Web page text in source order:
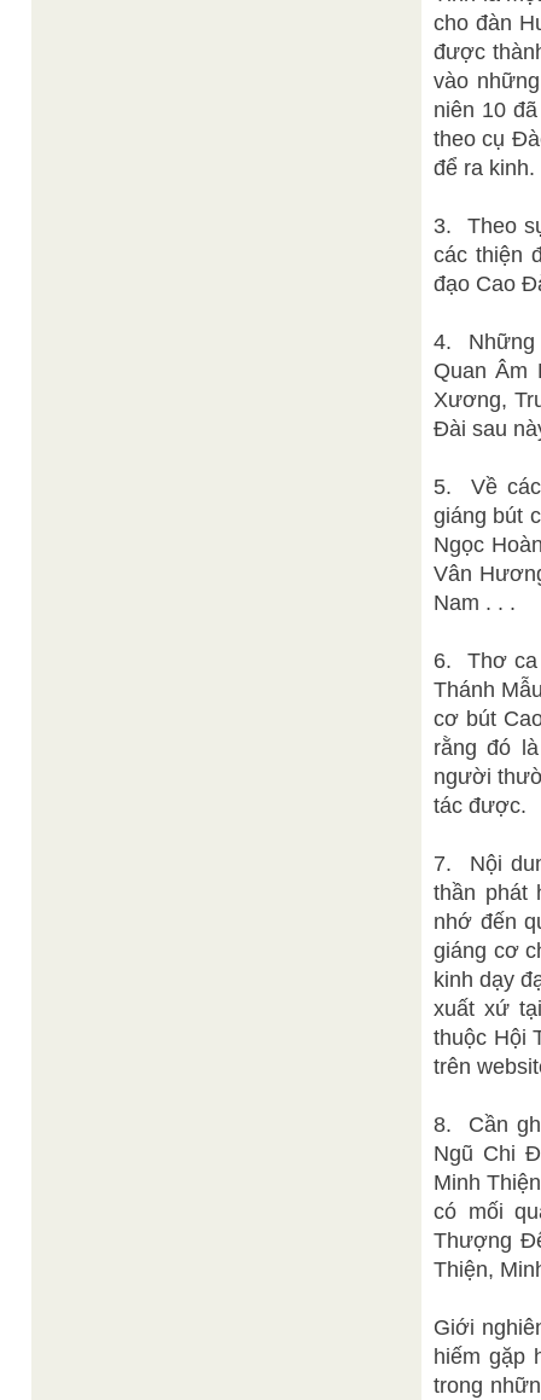
cho đàn
được
vào
niên 10
theo cụ
để ra kinh.
3. Theo
các thiện
đạo Cao
4. Những
Quan Âm
Xương,
Đài sau
5. Về
giáng bút
Ngọc
Vân
Nam . . .
6. Thơ ca
Thánh
cơ bút
rằng đó
người
tác được.
7. Nội
thần phát
nhớ đến
giáng cơ
kinh dạy
xuất xứ
thuộc Hội
trên
8. Cần
Ngũ Chi
Minh
có mối
Thượng
Thiện,
Giới
hiếm gặp
trong